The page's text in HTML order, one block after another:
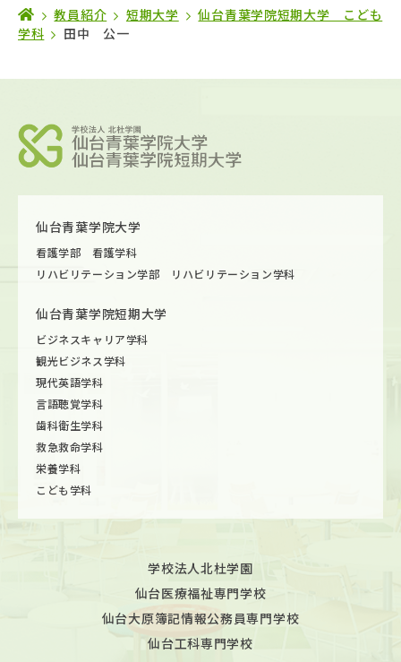
教員紹介 短期大学
仙台青葉学院短期大学 こども
学科
田中 公一
仙台青葉学院大学
看護学部 看護学科
リハビリテーション学部 リハビリテーション学科
仙台青葉学院短期大学
ビジネスキャリア学科
観光ビジネス学科
現代英語学科
言語聴覚学科
歯科衛生学科
救急救命学科
栄養学科
こども学科
学校法人北杜学園
仙台医療福祉専門学校
仙台大原簿記情報公務員専門学校
仙台工科専門学校